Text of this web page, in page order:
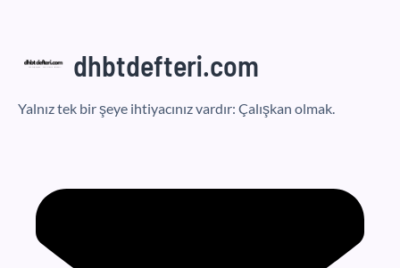
dhbtdefteri.com
Yalnız tek bir şeye ihtiyacınız vardır: Çalışkan olmak.